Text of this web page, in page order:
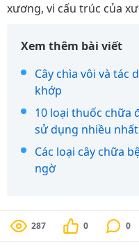
xương, vi cấu trúc của
Xem thêm bài viết
Cây chìa vôi và tác
khớp
10 loại thuốc chữa
sử dụng nhiều
Các loại cây chữa
ngờ
287 0 0